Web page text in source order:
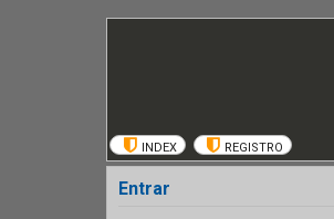
INDEX REGISTRO
Entrar